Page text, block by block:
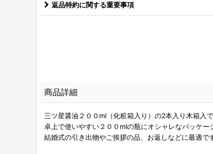
返品特約に関する重要事項
商品詳細
三ツ星醤油２００ml（化粧箱入り）の2本入り木箱入
卓上で使いやすい２００mlの瓶にオシャレなパッケー
結婚式の引き出物やご挨拶の品、お返しなどに最適で